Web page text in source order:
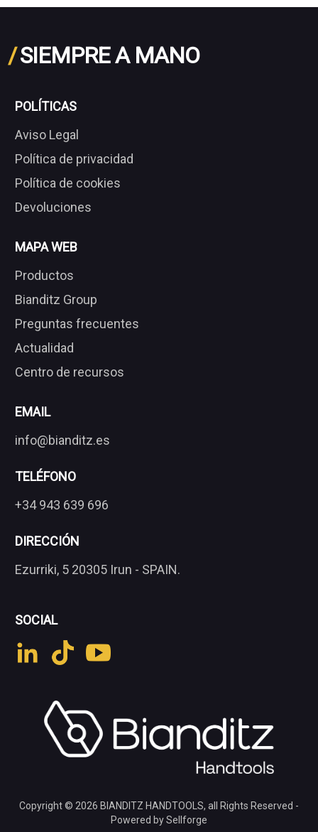
/SIEMPRE A MANO
POLÍTICAS
Aviso Legal
Política de privacidad
Política de cookies
Devoluciones
MAPA WEB
Productos
Bianditz Group
Preguntas frecuentes
Actualidad
Centro de recursos
EMAIL
info@bianditz.es
TELÉFONO
+34 943 639 696
DIRECCIÓN
Ezurriki, 5 20305 Irun - SPAIN.
SOCIAL
Copyright © 2026 BIANDITZ HANDTOOLS, all Rights Reserved -
Powered by Sellforge